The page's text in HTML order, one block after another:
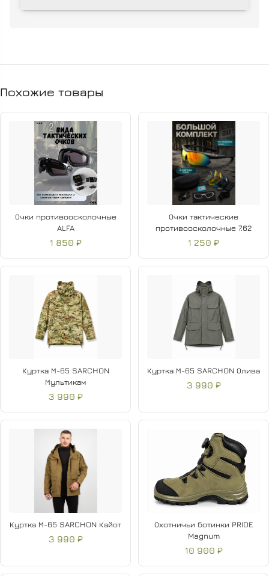
защищают от насекомых и загрязнений.
Комплектация: куртка, брюки, подтяжки.
Производство: Белоруссия (Пилигрим). Плотность ткани:
214 г/м².
Похожие товары
Очки противоосколочные
ALFA
1 850 ₽
Очки тактические
противоосколочные 7.62
1 250 ₽
Куртка М-65 SARCHON
Мультикам
3 990 ₽
Куртка М-65 SARCHON Олива
3 990 ₽
Куртка М-65 SARCHON Кайот
3 990 ₽
Охотничьи ботинки PRIDE
Magnum
10 900 ₽